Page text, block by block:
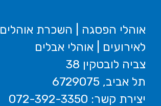
אוהלי הפסגה | השכרת אוהלים
לאירועים | אוהלי אבלים
צביה לובטקין 38
תל אביב, 6729075
יצירת קשר: 072-392-3350